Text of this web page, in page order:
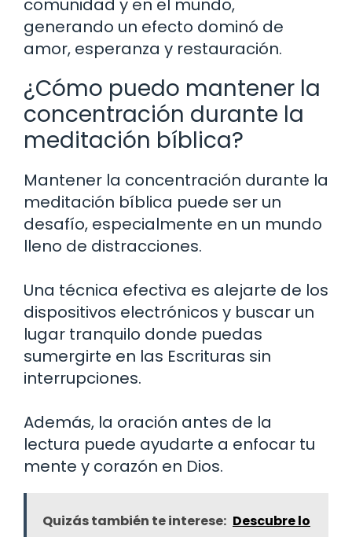
comunidad y en el mundo,
generando un efecto dominó de
amor, esperanza y restauración.
¿Cómo puedo mantener la
concentración durante la
meditación bíblica?
Mantener la concentración durante la
meditación bíblica puede ser un
desafío, especialmente en un mundo
lleno de distracciones.
Una técnica efectiva es alejarte de los
dispositivos electrónicos y buscar un
lugar tranquilo donde puedas
sumergirte en las Escrituras sin
interrupciones.
Además, la oración antes de la
lectura puede ayudarte a enfocar tu
mente y corazón en Dios.
Quizás también te interese: Descubre lo